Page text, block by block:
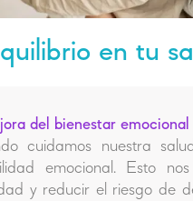
en tu
del bienestar emocional
cuidamos nuestra
emocional. Esto
y reducir el riesgo de